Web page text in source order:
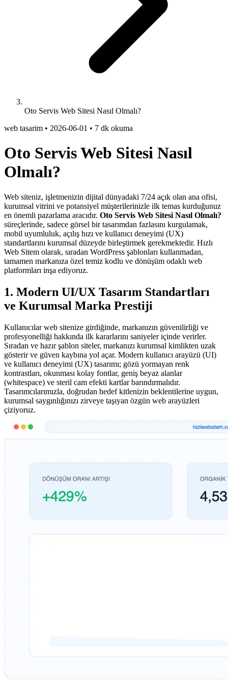
Oto Servis Web Sitesi Nasıl Olmalı?
web tasarim • 2026-06-01 • 7 dk okuma
Oto Servis Web Sitesi Nasıl
Olmalı?
Web siteniz, işletmenizin dijital dünyadaki 7/24 açık olan ana ofisi,
kurumsal vitrini ve potansiyel müşterilerinizle ilk temas kurduğunuz
en önemli pazarlama aracıdır. Oto Servis Web Sitesi Nasıl Olmalı?
süreçlerinde, sadece görsel bir tasarımdan fazlasını kurgulamak,
mobil uyumluluk, açılış hızı ve kullanıcı deneyimi (UX)
standartlarını kurumsal düzeyde birleştirmek gerekmektedir. Hızlı
Web Sitem olarak, sıradan WordPress şablonları kullanmadan,
tamamen markanıza özel temiz kodlu ve dönüşüm odaklı web
platformları inşa ediyoruz.
1. Modern UI/UX Tasarım Standartları
ve Kurumsal Marka Prestiji
Kullanıcılar web sitenize girdiğinde, markanızın güvenilirliği ve
profesyonelliği hakkında ilk kararlarını saniyeler içinde verirler.
Sıradan ve hazır şablon siteler, markanızı kurumsal kimlikten uzak
gösterir ve güven kaybına yol açar. Modern kullanıcı arayüzü (UI)
ve kullanıcı deneyimi (UX) tasarımı; gözü yormayan renk
kontrastları, okunması kolay fontlar, geniş beyaz alanlar
(whitespace) ve steril cam efekti kartlar barındırmalıdır.
Tasarımcılarımızla, doğrudan hedef kitlenizin beklentilerine uygun,
kurumsal saygınlığınızı zirveye taşıyan özgün web arayüzleri
çiziyoruz.